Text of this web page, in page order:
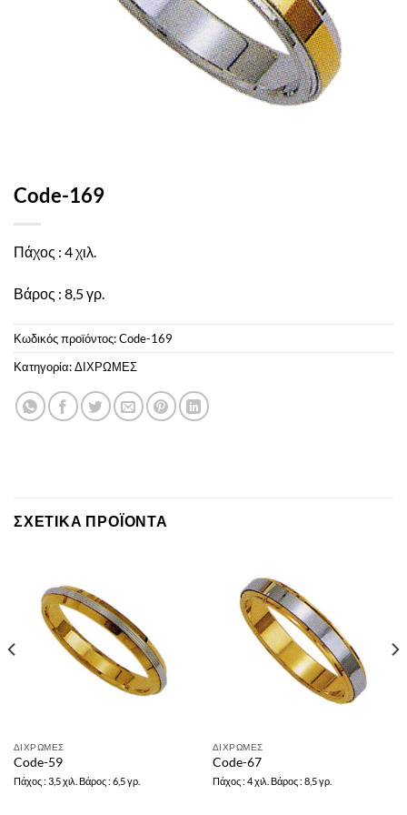
Code-169
Πάχος : 4 χιλ.
Βάρος : 8,5 γρ.
Κωδικός προϊόντος:Code-169
Κατηγορία:ΔΙΧΡΩΜΕΣ
ΣΧΕΤΙΚΆ ΠΡΟΪΌΝΤΑ
ΔΙΧΡΩΜΕΣ
Code-59
Πάχος : 3,5 χιλ. Βάρος : 6,5 γρ.
ΔΙΧΡΩΜΕΣ
Code-67
Πάχος : 4 χιλ. Βάρος : 8,5 γρ.